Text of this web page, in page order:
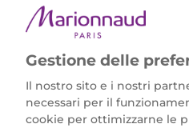
Gestione delle
Il nostro sito e i nostri
necessari per il
cookie per ottimizzarne le